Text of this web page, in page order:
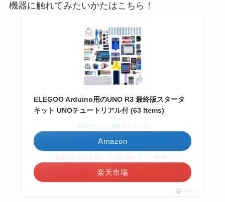
機器に触れてみたいかたはこちら！
ELEGOO Arduino用のUNO R3 最終版スタータ
キット UNOチュートリアル付 (63 Items)
＼本日のセール価格をチェック／
Amazon
楽天市場
ポチップ